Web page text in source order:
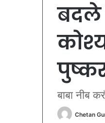
बदले
बाबा नीब
Chetan